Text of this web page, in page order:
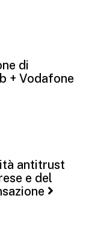
di
+ Vodafone
antitrust
e del